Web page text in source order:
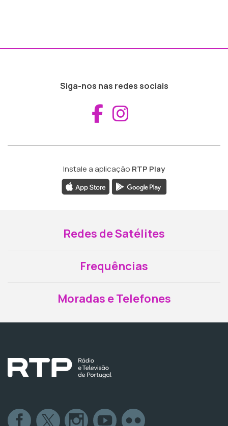
Siga-nos nas redes sociais
Aceder ao
Instale a aplicação RTP Play
Redes de Satélites
Frequências
Moradas e Telefones